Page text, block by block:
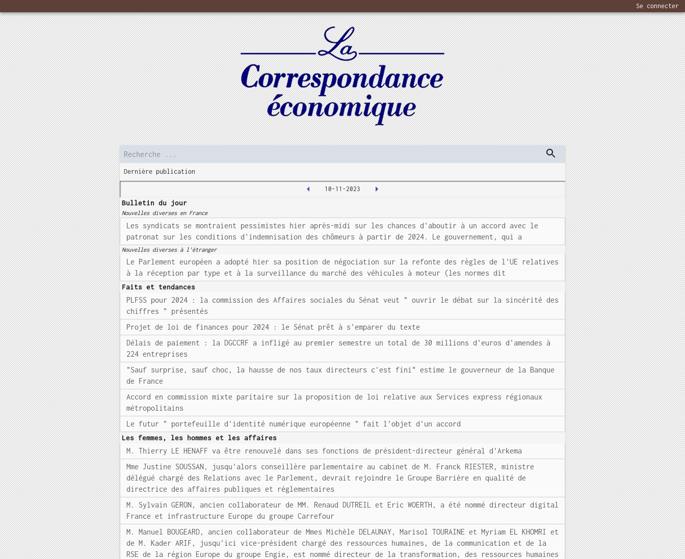
Se connecter
Dernière publication
10-11-2023
Bulletin du jour
Nouvelles diverses en France
Les syndicats se montraient pessimistes hier après-midi sur les chances d'aboutir à un accord avec le
patronat sur les conditions d'indemnisation des chômeurs à partir de 2024. Le gouvernement, qui a
Nouvelles diverses à l'étranger
Le Parlement européen a adopté hier sa position de négociation sur la refonte des règles de l'UE relatives
à la réception par type et à la surveillance du marché des véhicules à moteur (les normes dit
Faits et tendances
PLFSS pour 2024 : la commission des Affaires sociales du Sénat veut " ouvrir le débat sur la sincérité des
chiffres " présentés
Projet de loi de finances pour 2024 : le Sénat prêt à s'emparer du texte
Délais de paiement : la DGCCRF a infligé au premier semestre un total de 30 millions d'euros d'amendes à
224 entreprises
"Sauf surprise, sauf choc, la hausse de nos taux directeurs c'est fini" estime le gouverneur de la Banque
de France
Accord en commission mixte paritaire sur la proposition de loi relative aux Services express régionaux
métropolitains
Le futur " portefeuille d'identité numérique européenne " fait l'objet d'un accord
Les femmes, les hommes et les affaires
M. Thierry LE HENAFF va être renouvelé dans ses fonctions de président-directeur général d'Arkema
Mme Justine SOUSSAN, jusqu'alors conseillère parlementaire au cabinet de M. Franck RIESTER, ministre
délégué chargé des Relations avec le Parlement, devrait rejoindre le Groupe Barrière en qualité de
directrice des affaires publiques et réglementaires
M. Sylvain GERON, ancien collaborateur de MM. Renaud DUTREIL et Eric WOERTH, a été nommé directeur digital
France et infrastructure Europe du groupe Carrefour
M. Manuel BOUGEARD, ancien collaborateur de Mmes Michèle DELAUNAY, Marisol TOURAINE et Myriam EL KHOMRI et
de M. Kader ARIF, jusqu'ici vice-président chargé des ressources humaines, de la communication et de la
RSE de la région Europe du groupe Engie, est nommé directeur de la transformation, des ressources humaines